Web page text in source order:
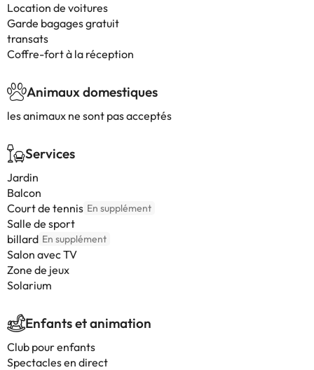
Location de voitures
Garde bagages gratuit
transats
Coffre-fort à la réception
Animaux domestiques
les animaux ne sont pas acceptés
Services
Jardin
Balcon
Court de tennis En supplément
Salle de sport
billard En supplément
Salon avec TV
Zone de jeux
Solarium
Enfants et animation
Club pour enfants
Spectacles en direct